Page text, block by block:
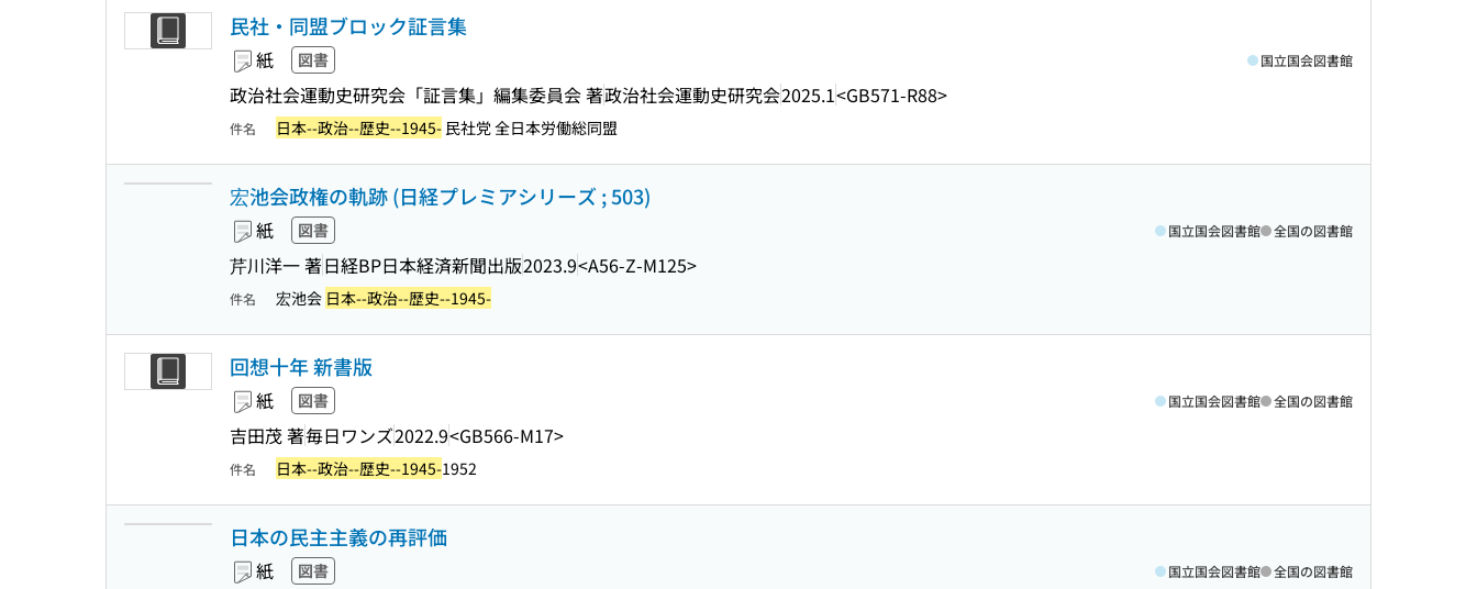
民社・同盟ブロック証言集
紙 図書
政治社会運動史研究会「証言集」編集委員会 著政治社会運動史研究会2025.1<GB571-R88>
国立国会図書館
件名 日本--政治--歴史--1945- 民社党 全日本労働総同盟
宏池会政権の軌跡 (日経プレミアシリーズ ; 503)
紙 図書
芹川洋一 著日経BP日本経済新聞出版2023.9<A56-Z-M125>
国立国会図書館 全国の図書館
件名 宏池会 日本--政治--歴史--1945-
回想十年 新書版
紙 図書
吉田茂 著毎日ワンズ2022.9<GB566-M17>
国立国会図書館 全国の図書館
件名 日本--政治--歴史--1945-1952
日本の民主主義の再評価
紙 図書 国立国会図書館 全国の図書館